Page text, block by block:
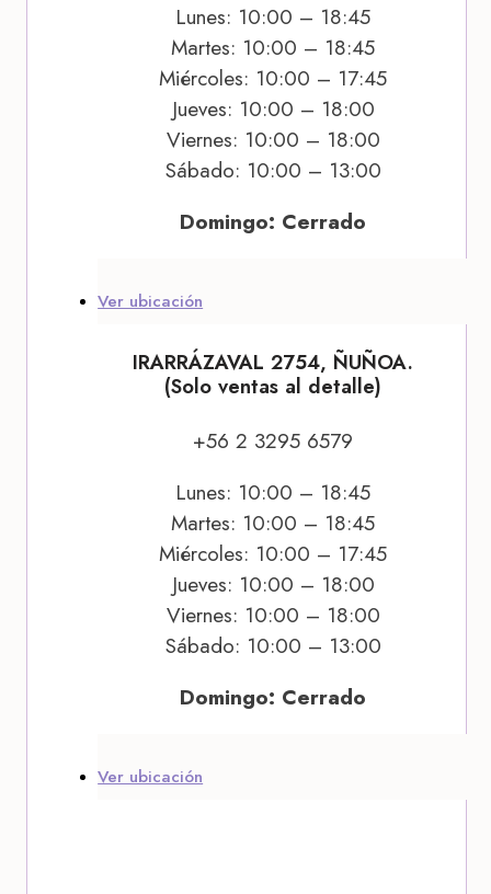
Lunes: 10:00 – 18:45
Martes: 10:00 – 18:45
Miércoles: 10:00 – 17:45
Jueves: 10:00 – 18:00
Viernes: 10:00 – 18:00
Sábado: 10:00 – 13:00
Domingo: Cerrado
Ver ubicación
IRARRÁZAVAL 2754, ÑUÑOA.
(Solo ventas al detalle)
+56 2 3295 6579
Lunes: 10:00 – 18:45
Martes: 10:00 – 18:45
Miércoles: 10:00 – 17:45
Jueves: 10:00 – 18:00
Viernes: 10:00 – 18:00
Sábado: 10:00 – 13:00
Domingo: Cerrado
Ver ubicación